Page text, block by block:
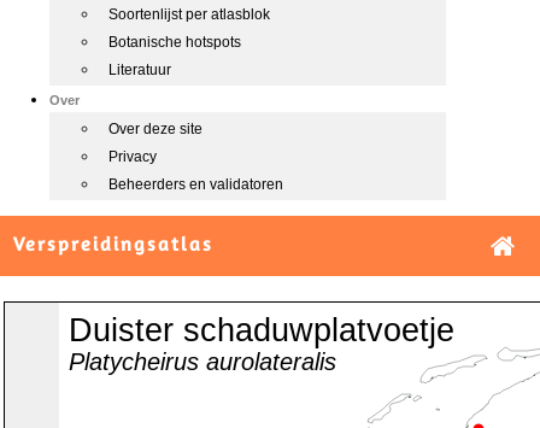
Soortenlijst per atlasblok
Botanische hotspots
Literatuur
Over
Over deze site
Privacy
Beheerders en validatoren
Verspreidingsatlas